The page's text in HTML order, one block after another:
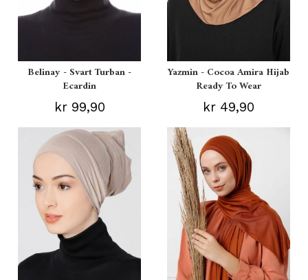
Belinay - Svart Turban -
Ecardin
kr 99,90
Yazmin - Cocoa Amira Hijab
Ready To Wear
kr 49,90